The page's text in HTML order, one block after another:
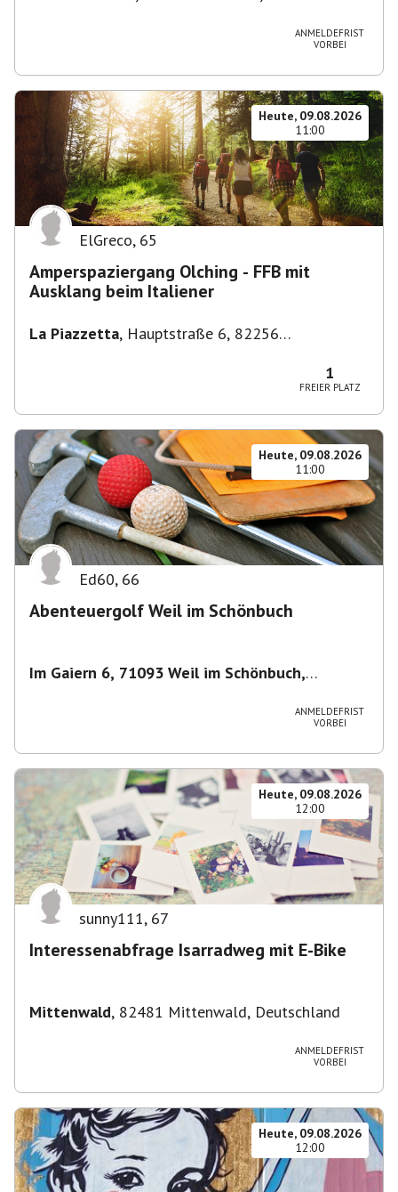
ANMELDEFRIST
VORBEI
Heute, 09.08.2026
11:00
ElGreco, 65
Amperspaziergang Olching - FFB mit
Ausklang beim Italiener
La Piazzetta, Hauptstraße 6, 82256
1
FREIER PLATZ
Heute, 09.08.2026
11:00
Ed60, 66
Abenteuergolf Weil im Schönbuch
Im Gaiern 6, 71093 Weil im Schönbuch,
ANMELDEFRIST
VORBEI
Heute, 09.08.2026
12:00
sunny111, 67
Interessenabfrage Isarradweg mit E-Bike
Mittenwald, 82481 Mittenwald, Deutschland
ANMELDEFRIST
VORBEI
Heute, 09.08.2026
12:00